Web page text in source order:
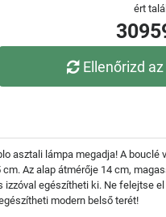
ért
Ellenőrizd
asztali lámpa megadja! A
Az alap átmérője 14 cm,
egészítheti ki. Ne felejtse
modern belső terét!